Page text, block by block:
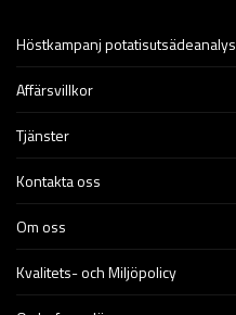
Höstkampanj potatisutsädeanalys
Affärsvillkor
Tjänster
Kontakta oss
Om oss
Kvalitets- och Miljöpolicy